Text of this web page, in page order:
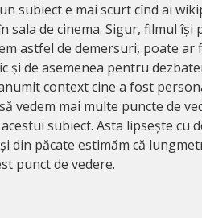
subiect e mai scurt cînd ai
sala de cinema. Sigur, filmul își
astfel de demersuri, poate ar
și de asemenea pentru
context cine a fost
vedem mai multe puncte de
subiect. Asta lipsește cu
din păcate estimăm că
punct de vedere.